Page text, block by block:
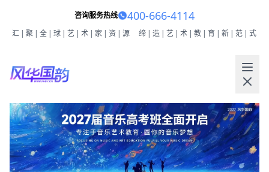
咨询服务热线 400-666-4114
汇|聚|全|球|艺|术|家|资|源 缔|造|艺|术|教|育|新|范|式